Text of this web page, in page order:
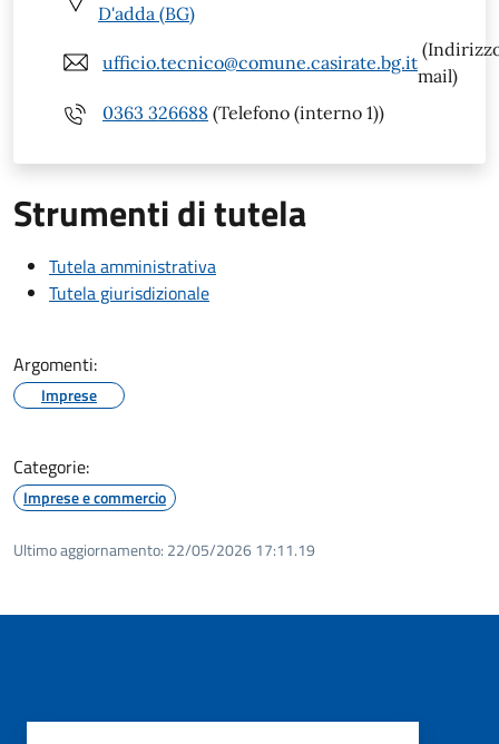
D'adda (BG)
ufficio.tecnico@comune.casirate.bg.it
mail)
0363 326688 (Telefono (interno 1))
Strumenti di tutela
Tutela amministrativa
Tutela giurisdizionale
Argomenti:
Imprese
Categorie:
Imprese e commercio
Ultimo aggiornamento: 22/05/2026 17:11.19